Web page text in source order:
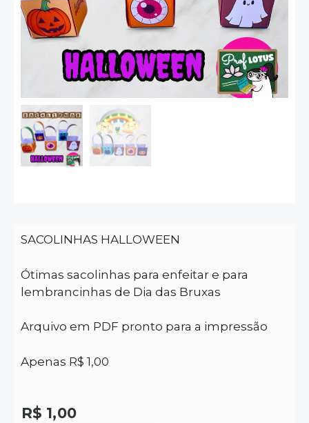
SACOLINHAS HALLOWEEN
Ótimas sacolinhas para enfeitar e para
lembrancinhas de Dia das Bruxas
Arquivo em PDF pronto para a impressão
Apenas R$ 1,00
R$ 1,00